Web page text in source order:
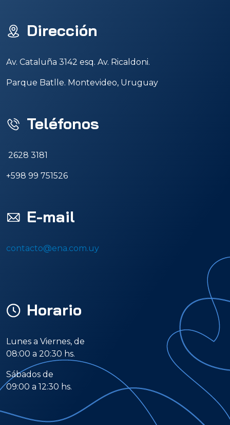
Dirección
Av. Cataluña 3142 esq. Av. Ricaldoni.
Parque Batlle. Montevideo, Uruguay
Teléfonos
2628 3181
+598 99 751526
E-mail
contacto@ena.com.uy
Horario
Lunes a Viernes, de
08:00 a 20:30 hs.
Sábados de
09:00 a 12:30 hs.